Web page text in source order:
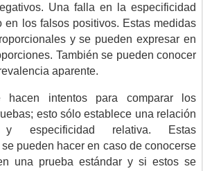
Una falla en la especificidad
en los falsos positivos. Estas medidas
y se pueden expresar en
También se pueden conocer
aparente.
hacen intentos para comparar los
esto sólo establece una relación
especificidad relativa. Estas
pueden hacer en caso de conocerse
una prueba estándar y si estos se